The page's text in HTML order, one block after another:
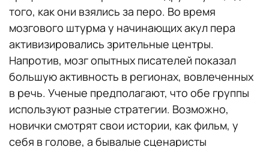
того, как они взялись за перо. Во время
мозгового штурма у начинающих акул пера
активизировались зрительные центры.
Напротив, мозг опытных писателей показал
большую активность в регионах, вовлеченных
в речь. Ученые предполагают, что обе группы
используют разные стратегии. Возможно,
новички смотрят свои истории, как фильм, у
себя в голове, а бывалые сценаристы